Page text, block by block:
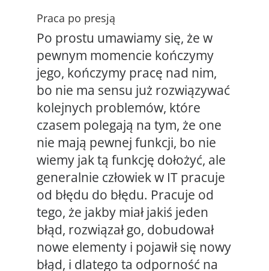
Praca po presją
Po prostu umawiamy się, że w
pewnym momencie kończymy
jego, kończymy pracę nad nim,
bo nie ma sensu już rozwiązywać
kolejnych problemów, które
czasem polegają na tym, że one
nie mają pewnej funkcji, bo nie
wiemy jak tą funkcję dołożyć, ale
generalnie człowiek w IT pracuje
od błędu do błędu. Pracuje od
tego, że jakby miał jakiś jeden
błąd, rozwiązał go, dobudował
nowe elementy i pojawił się nowy
błąd, i dlatego ta odporność na